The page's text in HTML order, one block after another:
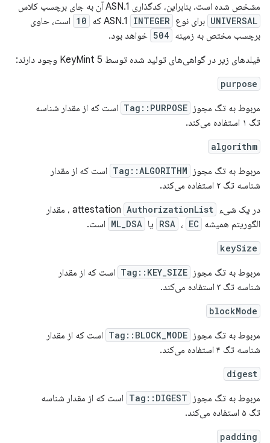
مشخص شده است. بنابراین، کدگذاری ASN.1 آن به جای برچسب کلاس
UNIVERSAL برای نوع ASN.1 INTEGER که 10 است، حاوی
برچسب مختص به زمینه 504 خواهد بود.
فیلدهای زیر در گواهی‌های تولید شده توسط KeyMint 5 وجود دارند:
purpose
مربوط به تگ مجوز Tag::PURPOSE است که از مقدار شناسه
تگ ۱ استفاده می‌کند.
algorithm
مربوط به تگ مجوز Tag::ALGORITHM است که از مقدار
شناسه تگ ۲ استفاده می‌کند.
در یک شیء attestation AuthorizationList
، مقدار
الگوریتم همیشه
RSA ، EC یا ML_DSA است.
keySize
مربوط به تگ مجوز Tag::KEY_SIZE است که از مقدار
شناسه تگ ۳ استفاده می‌کند.
blockMode
مربوط به تگ مجوز Tag::BLOCK_MODE است که از مقدار
شناسه تگ ۴ استفاده می‌کند.
digest
مربوط به تگ مجوز Tag::DIGEST است که از مقدار شناسه
تگ ۵ استفاده می‌کند.
padding